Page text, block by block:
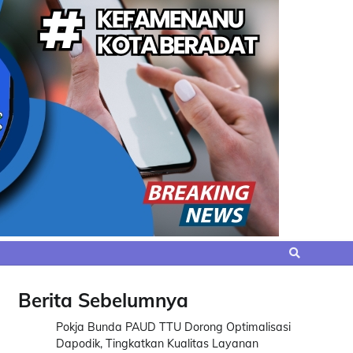
Berita Sebelumnya
Pokja Bunda PAUD TTU Dorong Optimalisasi
Dapodik, Tingkatkan Kualitas Layanan